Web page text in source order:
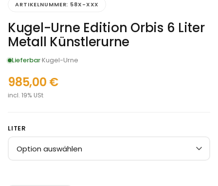
ARTIKELNUMMER: 58X-XXX
Kugel-Urne Edition Orbis 6 Liter
Metall Künstlerurne
LieferbarKugel-Urne
985,00 €
incl. 19% USt
LITER